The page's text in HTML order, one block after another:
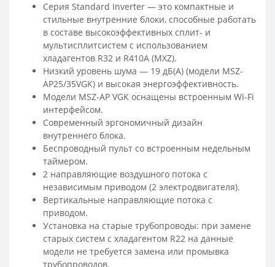
Серия Standard Inverter — это компактные и
стильные внутренние блоки, способные работать
в составе высокоэффективных сплит- и
мультисплитсистем с использованием
хладагентов R32 и R410A (MXZ).
Низкий уровень шума — 19 дБ(А) (модели MSZ-
AP25/35VGK) и высокая энергоэффективность.
Модели MSZ-AP VGK оснащены встроенным Wi-Fi
интерфейсом.
Современный эргономичный дизайн
внутреннего блока.
Беспроводный пульт со встроенным недельным
таймером.
2 направляющие воздушного потока с
независимым приводом (2 электродвигателя).
Вертикальные направляющие потока с
приводом.
Установка на старые трубопроводы: при замене
старых систем с хладагентом R22 на данные
модели не требуется замена или промывка
трубопроводов.